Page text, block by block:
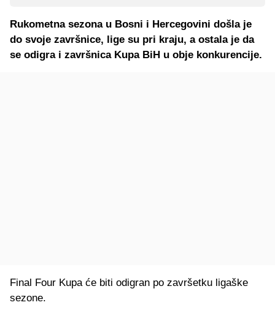
Rukometna sezona u Bosni i Hercegovini došla je
do svoje završnice, lige su pri kraju, a ostala je da
se odigra i završnica Kupa BiH u obje konkurencije.
Final Four Kupa će biti odigran po završetku ligaške
sezone.